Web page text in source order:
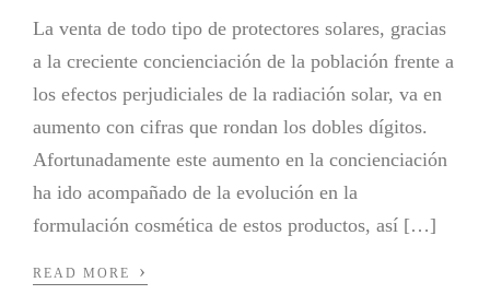
La venta de todo tipo de protectores solares, gracias
a la creciente concienciación de la población frente a
los efectos perjudiciales de la radiación solar, va en
aumento con cifras que rondan los dobles dígitos.
Afortunadamente este aumento en la concienciación
ha ido acompañado de la evolución en la
formulación cosmética de estos productos, así […]
READ MORE ›